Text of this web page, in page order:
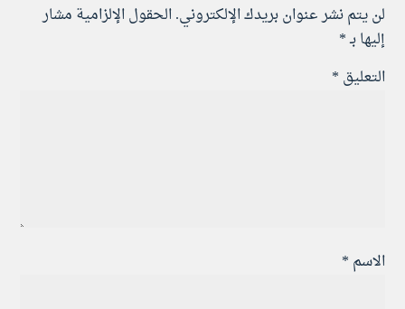
لن يتم نشر عنوان بريدك الإلكتروني.الحقول الإلزامية مشار
إليها بـ*
التعليق *
الاسم *